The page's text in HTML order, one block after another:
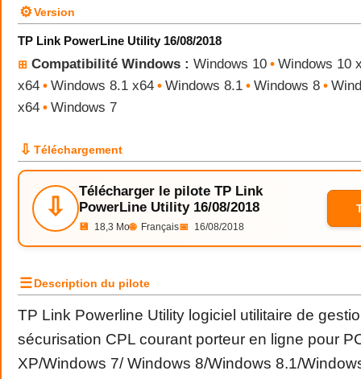
⚙Version
TP Link PowerLine Utility 16/08/2018
⊞ Compatibilité Windows : Windows 10 • Windows 10
x64 • Windows 8.1 x64 • Windows 8.1 • Windows 8 •
x64 • Windows 7
⇩ Téléchargement
⇩
Télécharger le pilote TP Link
PowerLine Utility 16/08/2018
💾 18,3 Mo🌐 Français📅 16/08/2018
☰Description du pilote
TP Link Powerline Utility logiciel utilitaire de
sécurisation CPL courant porteur en ligne pour
XP/Windows 7/ Windows 8/Windows 8.1/